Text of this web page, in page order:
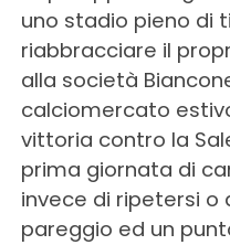
uno stadio pieno di
riabbracciare il
alla società
calciomercato
vittoria contro la
prima giornata di
invece di ripetersi o
pareggio ed un